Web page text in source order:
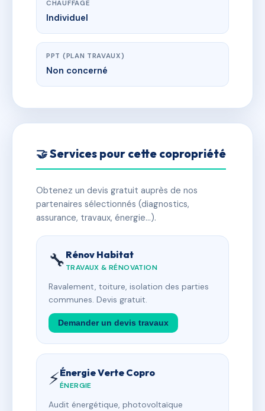
CHAUFFAGE
Individuel
PPT (PLAN TRAVAUX)
Non concerné
🤝 Services pour cette copropriété
Obtenez un devis gratuit auprès de nos
partenaires sélectionnés (diagnostics,
assurance, travaux, énergie…).
🔧 Rénov Habitat
TRAVAUX & RÉNOVATION
Ravalement, toiture, isolation des parties
communes. Devis gratuit.
Demander un devis travaux
⚡Énergie Verte Copro
ÉNERGIE
Audit énergétique, photovoltaïque